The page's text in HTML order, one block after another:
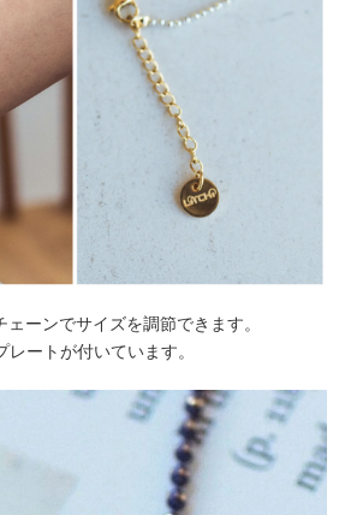
ーンでサイズを調節できます。
ートが付いています。